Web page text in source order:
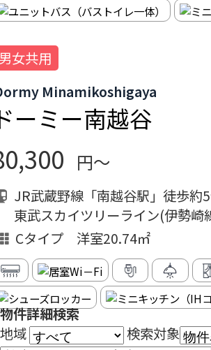
女共用
Minamikoshigaya
ーミー南越谷
円～
JR武蔵野線「南越谷駅」徒歩約
東武スカイツリーライン(伊勢
Cタイプ 洋室20.74㎡
物件詳細検索
地域
検索対象